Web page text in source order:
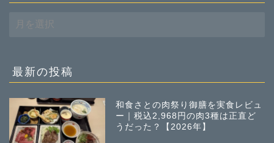
過
去
稿
最新の投稿
和食さとの肉祭り御膳を実食レビュ
ー｜税込2,968円の肉3種は正直ど
うだった？【2026年】